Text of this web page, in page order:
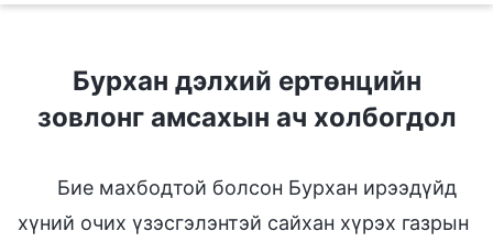
Бурхан дэлхий ертөнцийн
зовлонг амсахын ач холбогдол
Бие махбодтой болсон Бурхан ирээдүйд
хүний очих үзэсгэлэнтэй сайхан хүрэх газрын